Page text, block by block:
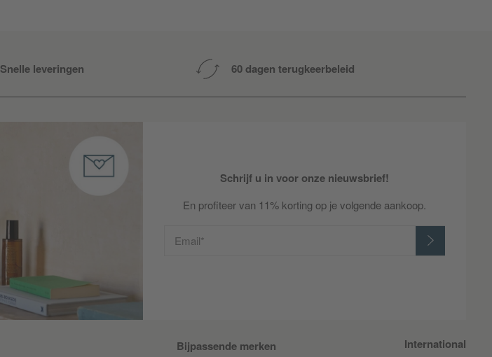
Snelle leveringen 60 dagen terugkeerbeleid
Schrijf u in voor onze nieuwsbrief!
En profiteer van 11% korting op je volgende aankoop.
Email*
Bijpassende merken International